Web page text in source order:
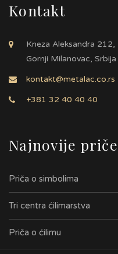
Kontakt
Kneza Aleksandra 212,
Gornji Milanovac, Srbija
kontakt@metalac.co.rs
+381 32 40 40 40
Najnovije priče
Priča o simbolima
Tri centra ćilimarstva
Priča o ćilimu